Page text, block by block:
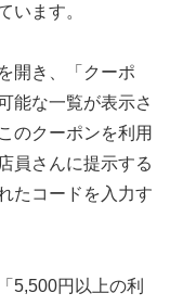
います。
開き、「クーポ
能な一覧が表示さ
のクーポンを利用
員さんに提示する
たコードを入力す
5,500円以上の利